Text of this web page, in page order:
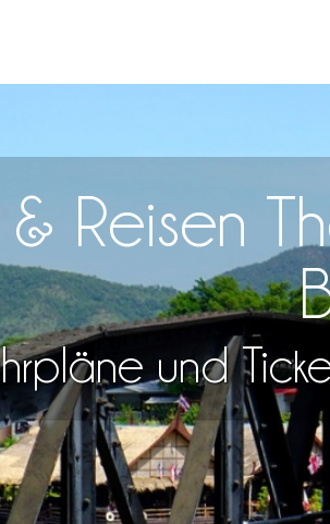
& Reisen
und